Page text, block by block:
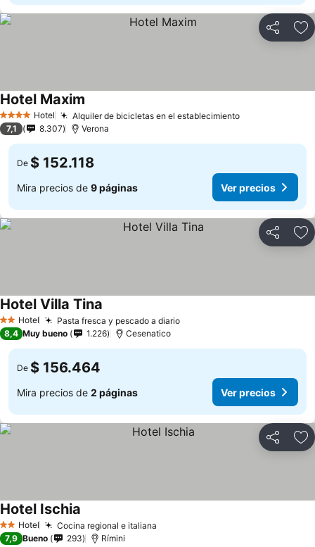
Compartir
4 EstrellasHotel Alquiler de bicicletas en el establecimiento
Hotel Maxim
7,1 8.307 Verona
De $ 152.118
Mira precios de 9 páginas Ver precios
Compartir
2 Estrellas
Hotel Pasta fresca y pescado a diario
Hotel Villa Tina
8,4 Muy bueno 1.226 Cesenatico
De $ 156.464
Mira precios de 2 páginas Ver precios
Compartir
2 Estrellas
Hotel Cocina regional e italiana
Hotel Ischia
7,9 Bueno 293 Rímini